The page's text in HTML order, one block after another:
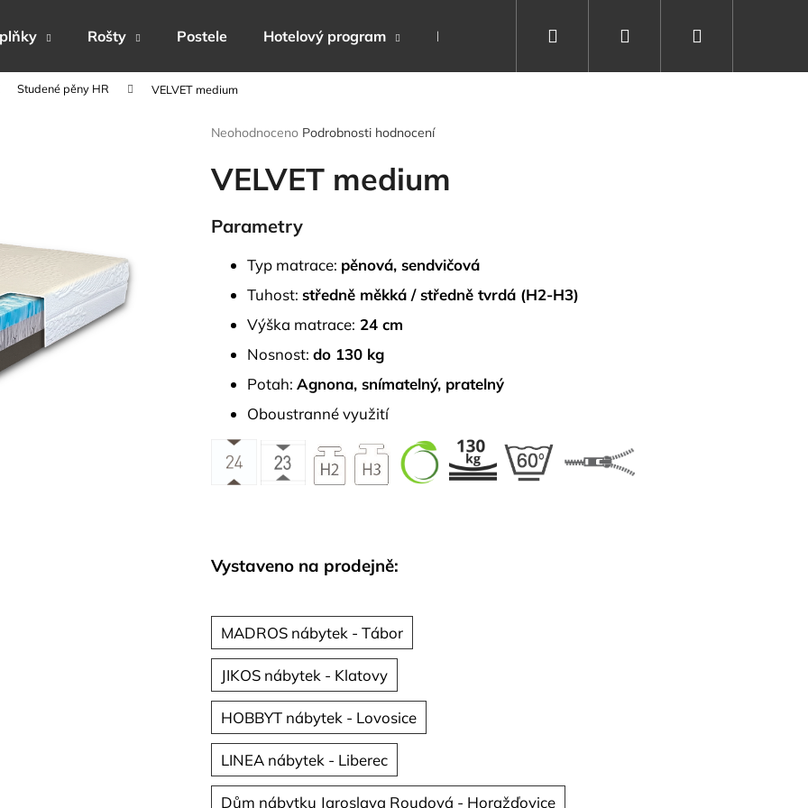
Rošty Postele Hotelový program Dárkové poukazy Vše o spánku
Přihlášení
Studené pěny HR VELVET medium
Průměrné
produktu
je
z
5
Neohodnoceno Podrobnosti hodnocení
VELVET medium
Parametry
Typ matrace: pěnová, sendvičová
Tuhost: středně měkká / středně tvrdá (H2-H3)
Výška matrace: 24 cm
Nosnost: do 130 kg
Potah: Agnona, snímatelný, pratelný
Oboustranné využití
Vystaveno na prodejně:
MADROS nábytek - Tábor
JIKOS nábytek - Klatovy
HOBBYT nábytek - Lovosice
LINEA nábytek - Liberec
Dům nábytku Jaroslava Roudová - Horažďovice
Co potřebujete najít?
HLEDAT
Doporučujeme